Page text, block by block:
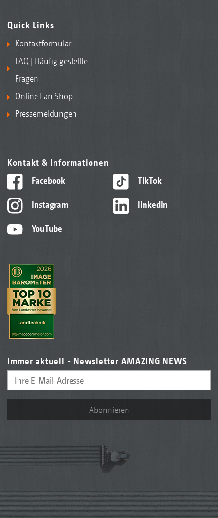
Quick Links
Kontaktformular
FAQ | Häufig gestellte
Fragen
Online Fan Shop
Pressemeldungen
Kontakt & Informationen
Facebook
Instagram
YouTube
TikTok
linkedIn
Immer aktuell - Newsletter AMAZING NEWS
Abonnieren